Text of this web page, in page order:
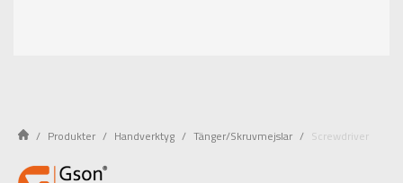
Produkter Handverktyg Tänger/Skruvmejslar Screwdriver